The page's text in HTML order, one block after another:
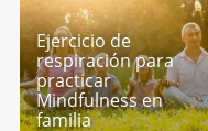
Ejercicio de
respiración para
practicar
Mindfulness en
familia